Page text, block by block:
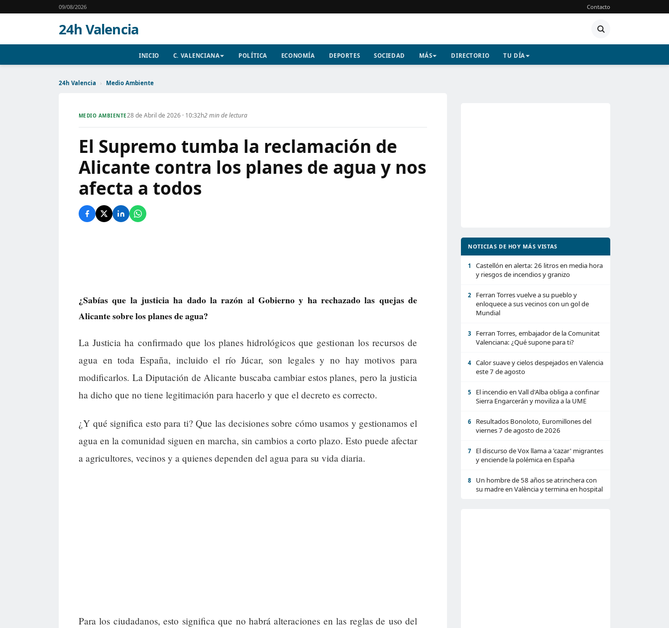
09/08/2026 Contacto
24h Valencia
INICIO C. VALENCIANA POLÍTICA ECONOMÍA DEPORTES SOCIEDAD MÁS DIRECTORIO TU DÍA
24h Valencia › Medio Ambiente
MEDIO AMBIENTE28 de Abril de 2026 · 10:32h2 min de lectura
El Supremo tumba la reclamación de
Alicante contra los planes de agua y nos
afecta a todos
¿Sabías que la justicia ha dado la razón al Gobierno y ha rechazado las quejas de
Alicante sobre los planes de agua?
La Justicia ha confirmado que los planes hidrológicos que gestionan los recursos de
agua en toda España, incluido el río Júcar, son legales y no hay motivos para
modificarlos. La Diputación de Alicante buscaba cambiar estos planes, pero la justicia
ha dicho que no tiene legitimación para hacerlo y que el decreto es correcto.
¿Y qué significa esto para ti? Que las decisiones sobre cómo usamos y gestionamos el
agua en la comunidad siguen en marcha, sin cambios a corto plazo. Esto puede afectar
a agricultores, vecinos y a quienes dependen del agua para su vida diaria.
Para los ciudadanos, esto significa que no habrá alteraciones en las reglas de uso del
NOTICIAS DE HOY MÁS VISTAS
1
Castellón en alerta: 26 litros en media hora
y riesgos de incendios y granizo
2
Ferran Torres vuelve a su pueblo y
enloquece a sus vecinos con un gol de
Mundial
3
Ferran Torres, embajador de la Comunitat
Valenciana: ¿Qué supone para ti?
4
Calor suave y cielos despejados en Valencia
este 7 de agosto
5
El incendio en Vall d'Alba obliga a confinar
Sierra Engarcerán y moviliza a la UME
6
Resultados Bonoloto, Euromillones del
viernes 7 de agosto de 2026
7
El discurso de Vox llama a 'cazar' migrantes
y enciende la polémica en España
8
Un hombre de 58 años se atrinchera con
su madre en València y termina en hospital